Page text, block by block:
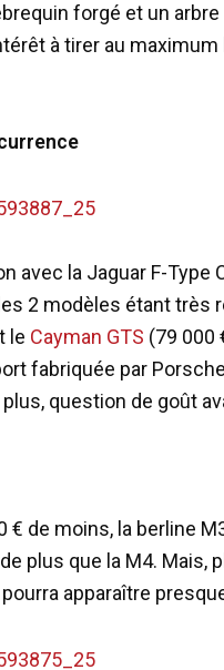
forgé et un
à tirer au
avec la Jaguar F-Type
2 modèles étant très
le Cayman GTS (79 000
fabriquée par
question de goût
€ de moins, la berline
plus que la M4.
apparaître